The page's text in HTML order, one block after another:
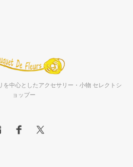
中心としたアクセサリー・小物 セレクトシ
ョップー